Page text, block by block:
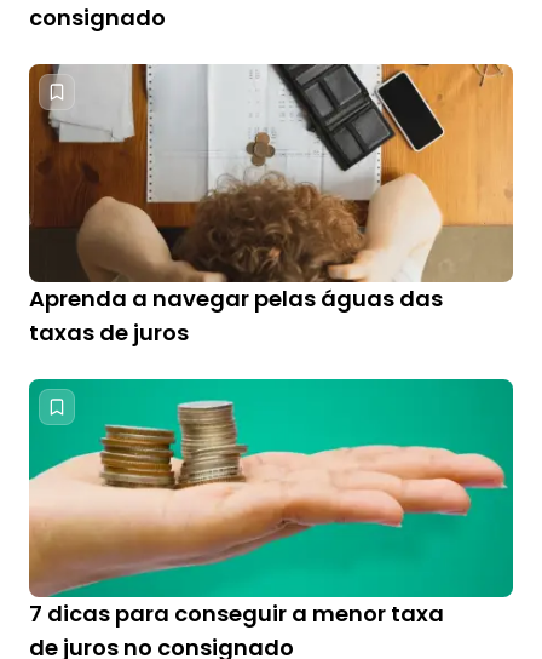
consignado
Aprenda a navegar pelas águas das
taxas de juros
7 dicas para conseguir a menor taxa
de juros no consignado